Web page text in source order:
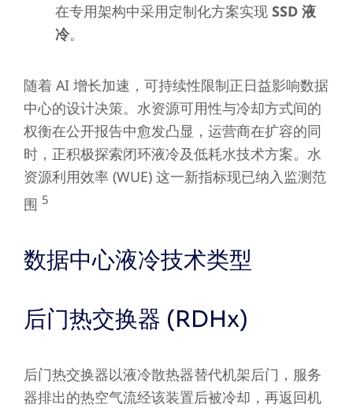
在专用架构中采用定制化方案实现SSD 液
冷。
随着 AI 增长加速，可持续性限制正日益影响数据
中心的设计决策。水资源可用性与冷却方式间的
权衡在公开报告中愈发凸显，运营商在扩容的同
时，正积极探索闭环液冷及低耗水技术方案。水
资源利用效率 (WUE) 这一新指标现已纳入监测范
围 5
数据中心液冷技术类型
后门热交换器 (RDHx)
后门热交换器以液冷散热器替代机架后门，服务
器排出的热空气流经该装置后被冷却，再返回机